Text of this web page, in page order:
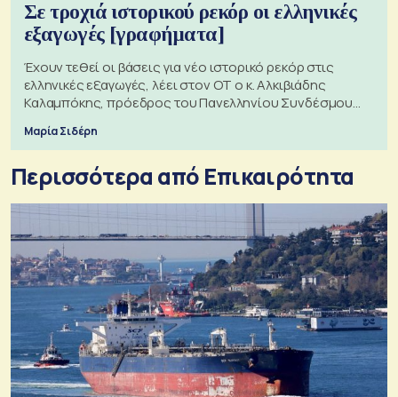
Σε τροχιά ιστορικού ρεκόρ οι ελληνικές
εξαγωγές [γραφήματα]
Έχουν τεθεί οι βάσεις για νέο ιστορικό ρεκόρ στις
ελληνικές εξαγωγές, λέει στον ΟΤ ο κ. Αλκιβιάδης
Καλαμπόκης, πρόεδρος του Πανελληνίου Συνδέσμου
Μαρία Σιδέρη
Περισσότερα από Επικαιρότητα